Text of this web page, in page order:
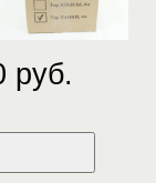
руб.